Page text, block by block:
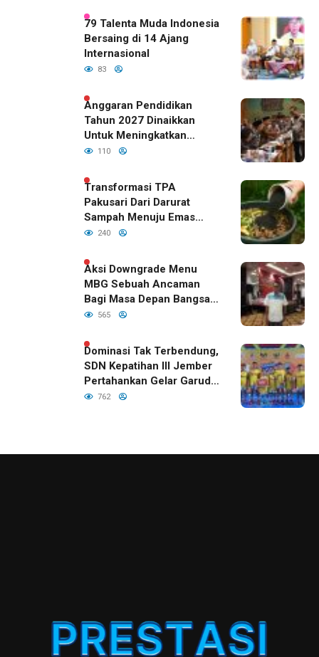
79 Talenta Muda Indonesia
Bersaing di 14 Ajang
Internasional
83
Anggaran Pendidikan
Tahun 2027 Dinaikkan
Untuk Meningkatkan
Kualitas Anak Bangsa,
RI
110
Transformasi TPA
Pakusari Dari Darurat
Sampah Menuju Emas
Hijau di Era Kepemimpinan
240
Aksi Downgrade Menu
MBG Sebuah Ancaman
Bagi Masa Depan Bangsa
Indonesia
565
Dominasi Tak Terbendung,
SDN Kepatihan III Jember
Pertahankan Gelar Garuda
Cup 2026
762